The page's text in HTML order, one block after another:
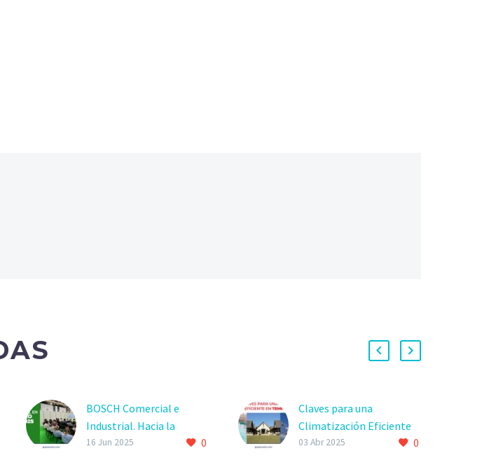
BOSCH Comercial e
Industrial. Hacia la
descarbonización en Net0
16 Jun 2025
Claves para una
Climatización Eficiente
en Temporada Alta –
0
03 Abr 2025